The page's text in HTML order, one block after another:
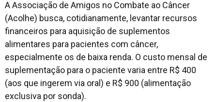
A Associação de Amigos no Combate ao Câncer
(Acolhe) busca, cotidianamente, levantar recursos
financeiros para aquisição de suplementos
alimentares para pacientes com câncer,
especialmente os de baixa renda. O custo mensal de
suplementação para o paciente varia entre R$ 400
(aos que ingerem via oral) e R$ 900 (alimentação
exclusiva por sonda).